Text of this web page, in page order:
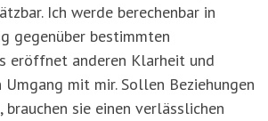
Ich werde berechenbar in
gegenüber bestimmten
eröffnet anderen Klarheit und
mit mir. Sollen Beziehungen
sie einen verlässlichen